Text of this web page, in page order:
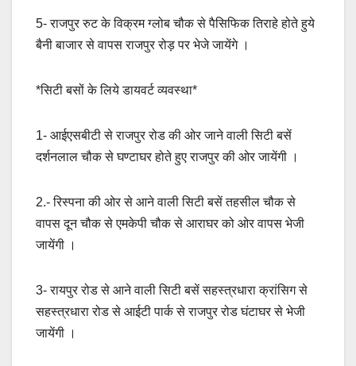
5- राजपुर रुट के विक्रम ग्लोब चौक से पैसिफिक तिराहे होते हुये
बैनी बाजार से वापस राजपुर रोड़ पर भेजे जायेंगे ।
*सिटी बसों के लिये डायवर्ट व्यवस्था*
1- आईएसबीटी से राजपुर रोड की ओर जाने वाली सिटी बसें
दर्शनलाल चौक से घण्टाघर होते हुए राजपुर की ओर जायेंगी ।
2.- रिस्पना की ओर से आने वाली सिटी बसें तहसील चौक से
वापस दून चौक से एमकेपी चौक से आराघर को ओर वापस भेजी
जायेंगी ।
3- रायपुर रोड से आने वाली सिटी बसें सहस्त्रधारा क्रांसिग से
सहस्त्रधारा रोड से आईटी पार्क से राजपुर रोड घंटाघर से भेजी
जायेंगी ।